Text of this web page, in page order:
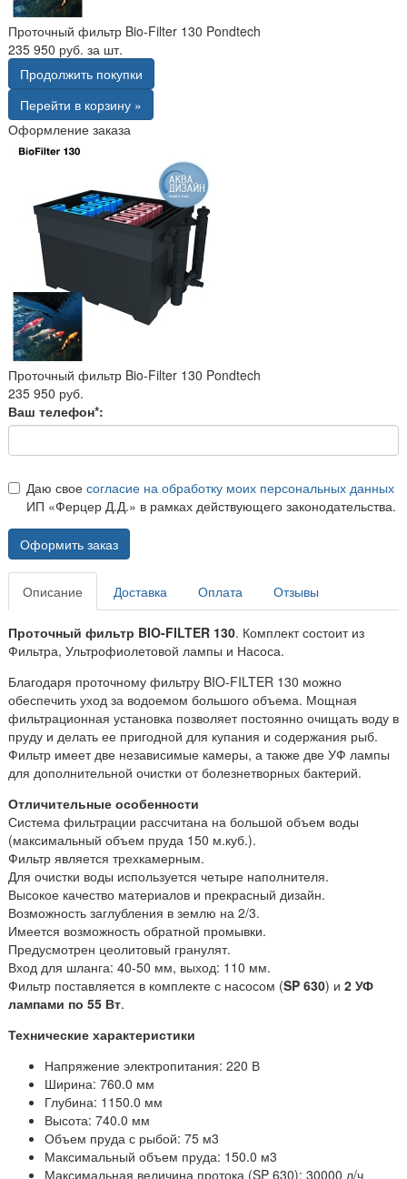
Проточный фильтр Bio-Filter 130 Pondtech
235 950 руб. за шт.
Продолжить покупки
Перейти в корзину »
Оформление заказа
Проточный фильтр Bio-Filter 130 Pondtech
235 950 руб.
Ваш телефон*:
Даю свое согласие на обработку моих персональных данных
ИП «Ферцер Д.Д.» в рамках действующего законодательства.
Оформить заказ
Описание Доставка Оплата Отзывы
Проточный фильтр BIO-FILTER 130. Комплект состоит из
Фильтра, Ультрофиолетовой лампы и Насоса.
Благодаря проточному фильтру BIO-FILTER 130 можно
обеспечить уход за водоемом большого объема. Мощная
фильтрационная установка позволяет постоянно очищать воду в
пруду и делать ее пригодной для купания и содержания рыб.
Фильтр имеет две независимые камеры, а также две УФ лампы
для дополнительной очистки от болезнетворных бактерий.
Отличительные особенности
Система фильтрации рассчитана на большой объем воды
(максимальный объем пруда 150 м.куб.).
Фильтр является трехкамерным.
Для очистки воды используется четыре наполнителя.
Высокое качество материалов и прекрасный дизайн.
Возможность заглубления в землю на 2/3.
Имеется возможность обратной промывки.
Предусмотрен цеолитовый гранулят.
Вход для шланга: 40-50 мм, выход: 110 мм.
Фильтр поставляется в комплекте с насосом (SP 630) и 2 УФ
лампами по 55 Вт.
Технические характеристики
Напряжение электропитания: 220 В
Ширина: 760.0 мм
Глубина: 1150.0 мм
Высота: 740.0 мм
Объем пруда с рыбой: 75 м3
Максимальный объем пруда: 150.0 м3
Максимальная величина протока (SP 630): 30000 л/ч